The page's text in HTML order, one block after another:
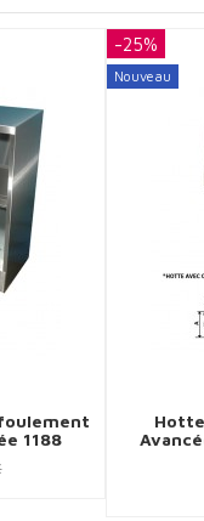
1188
-25%
Nouveau